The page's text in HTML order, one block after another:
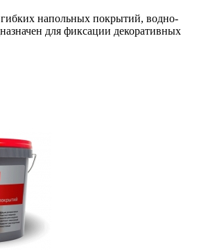
напольных покрытий, водно-
для фиксации декоративных